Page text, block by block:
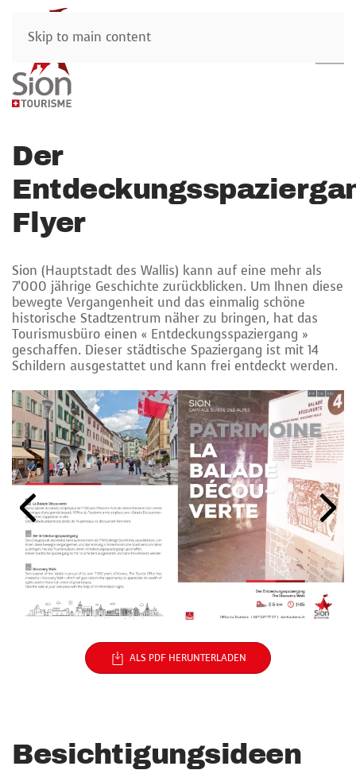
Skip to main content
Der
Flyer
Sion (Hauptstadt des Wallis) kann auf eine mehr als
7’000 jährige Geschichte zurückblicken. Um Ihnen diese
bewegte Vergangenheit und das einmalig schöne
historische Stadtzentrum näher zu bringen, hat das
Tourismusbüro einen « Entdeckungsspaziergang »
geschaffen. Dieser städtische Spaziergang ist mit 14
Schildern ausgestattet und kann frei entdeckt werden.
ALS PDF HERUNTERLADEN
Besichtigungsideen